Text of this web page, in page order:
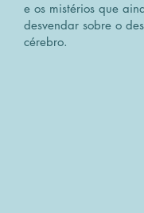
e os mistérios que
desvendar sobre o
cérebro.